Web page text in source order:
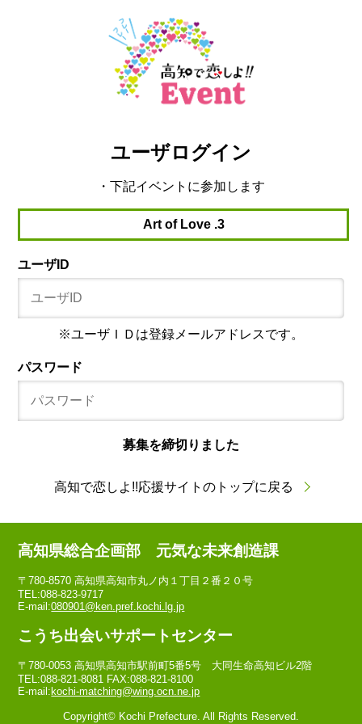
ユーザログイン
・下記イベントに参加します
Art of Love .3
ユーザID
※ユーザＩＤは登録メールアドレスです。
パスワード
募集を締切りました
高知で恋しよ!!応援サイトのトップに戻る
高知県総合企画部 元気な未来創造課
〒780-8570 高知県高知市丸ノ内１丁目２番２０号
TEL:088-823-9717
E-mail:080901@ken.pref.kochi.lg.jp
こうち出会いサポートセンター
〒780-0053 高知県高知市駅前町5番5号 大同生命高知ビル2階
TEL:088-821-8081 FAX:088-821-8100
E-mail: kochi-matching@wing.ocn.ne.jp
Copyright© Kochi Prefecture. All Rights Reserved.